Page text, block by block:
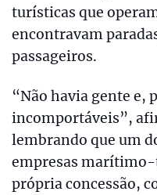
turísticas que
encontravam
passageiros.
“Não havia gente e,
incomportáveis”,
lembrando que um
empresas
própria concessão,